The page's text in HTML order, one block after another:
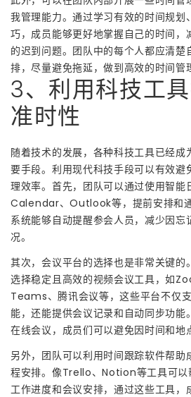
我管理能力。通过学习有效的时间规划
巧，成员能够更好地掌握自己的时间，
的迟到问题。团队中的每个人都应清楚
排，尽量避免拖延，做到高效的时间管
3、利用科技工
准时性
随着技术的发展，各种科技工具已经成
要手段。利用现代科技手段可以有效避
理效率。首先，团队可以通过使用智
Calendar、Outlook等，提前安排和
系统能够自动提醒参会人员，减少因忘
况。
其次，会议平台的选择也是非常关键的
选择稳定且高效的视频会议工具，如
Teams、腾讯会议等，这些平台不仅
能，还能提供会议记录和自动同步功能
在线会议，成员们可以避免因时间和地
另外，团队可以利用时间跟踪软件帮助
程安排。像Trello、Notion等工具可以
工作进度和会议安排，通过这些工具，